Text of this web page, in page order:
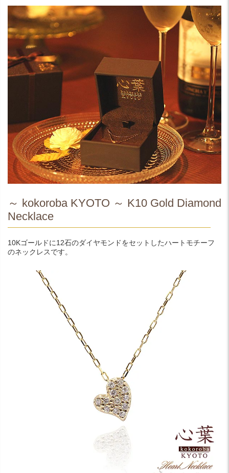
～ kokoroba KYOTO ～ K10 Gold Diamond
Necklace
10Kゴールドに12石のダイヤモンドをセットしたハートモチーフ
のネックレスです。